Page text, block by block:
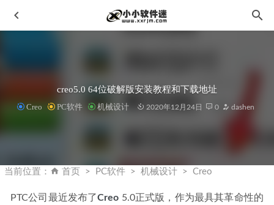
creo5.0 64位破解版安装教程和下载地址
Creo PC软件 机械设计 2020年12月24日 0 dashen
当前位置： 首页 PC软件 机械设计 Creo
PTC公司最近发布了Creo 5.0正式版，作为最具其革命性的
中文版丨百叶窗帘生成器Blinds Curtains Generator v1.0
Any Video Downloader Pro v8.6.12破解版 2023-09-23